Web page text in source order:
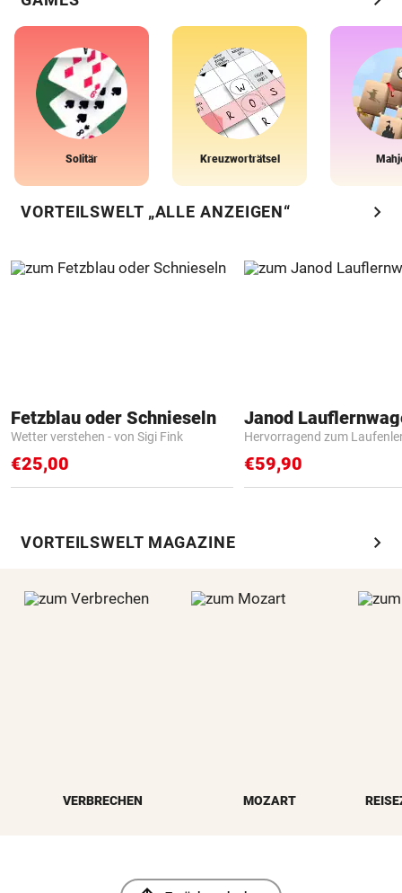
Solitär Kreuzworträtsel
VORTEILSWELT „ALLE ANZEIGEN“ chevron_right
Fetzblau oder Schnieseln
Wetter verstehen - von Sigi Fink
€25,00
Janod
Hervorragend zum
€59,90
VORTEILSWELT MAGAZINE chevron_right
VERBRECHEN MOZART